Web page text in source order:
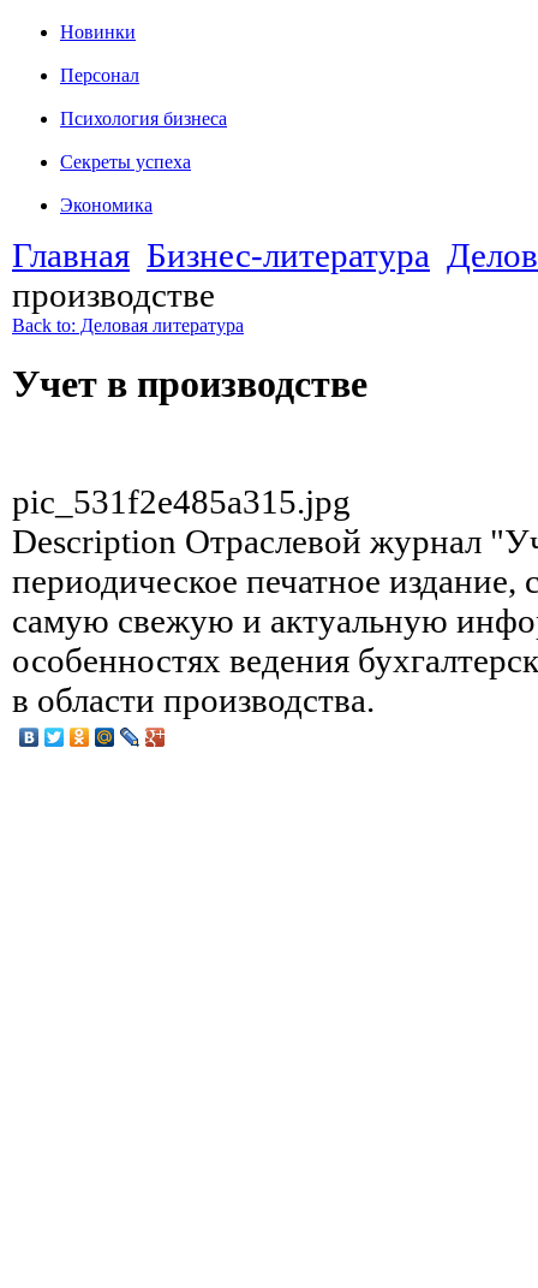
Новинки
Персонал
Психология бизнеса
Секреты успеха
Экономика
Главная Бизнес-литература
производстве
Back to: Деловая литература
Учет в производстве
pic_531f2e485a315.jpg
Description Отраслевой журнал
периодическое печатное издание,
самую свежую и актуальную
особенностях ведения
в области производства.